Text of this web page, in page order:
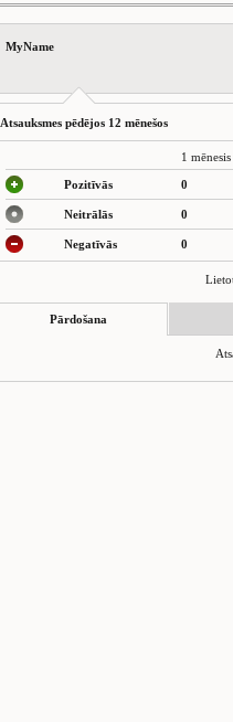
MyName
Atsauksmes pēdējos 12 mēnešos
1 mēnesis
Pozitīvās 0
Neitrālās 0
Negatīvās 0
Pārdošana